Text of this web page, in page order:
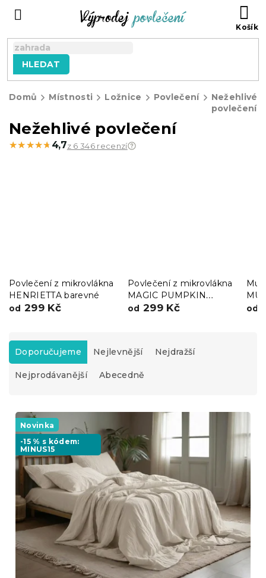
HLEDAT
Domů Místnosti Ložnice Povlečení
Nežehlivé
povlečení
Nežehlivé povlečení
★★★★★
★★★★★ 4,7z 6 346 recenzí
Povlečení z mikrovlákna
HENRIETTA barevné
od 299 Kč
Povlečení z mikrovlákna
MAGIC PUMPKIN
barevné
od 299 Kč od
Ř
z
e
p
d
u
ů
Doporučujeme Nejlevnější Nejdražší
Nejprodávanější Abecedně
V
p
o
d
u
k
Novinka
-15 % s kódem:
MINUS15